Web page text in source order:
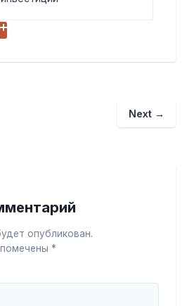
Next →
опубликован.
*